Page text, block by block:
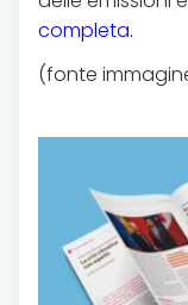
completa.
(fonte